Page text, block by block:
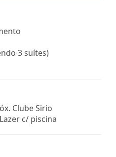
3 suítes)
Clube Sirio
c/ piscina